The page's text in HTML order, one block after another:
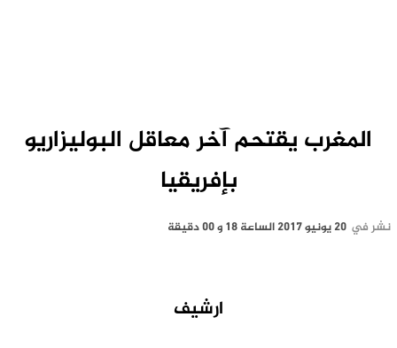
المغرب يقتحم آخر معاقل البوليزاريو
بإفريقيا
نشر في 20 يونيو 2017 الساعة 18 و 00 دقيقة
ارشيف